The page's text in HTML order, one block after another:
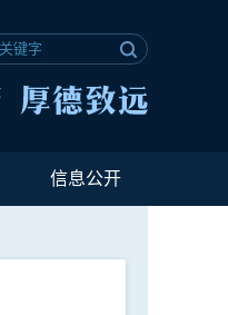
信息公开